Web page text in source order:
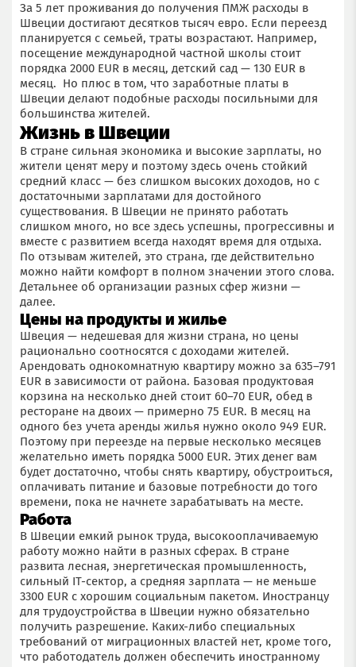
За 5 лет проживания до получения ПМЖ расходы в
Швеции достигают десятков тысяч евро. Если переезд
планируется с семьей, траты возрастают. Например,
посещение международной частной школы стоит
порядка 2000 EUR в месяц, детский сад — 130 EUR в
месяц. Но плюс в том, что заработные платы в
Швеции делают подобные расходы посильными для
большинства жителей.
Жизнь в Швеции
В стране сильная экономика и высокие зарплаты, но
жители ценят меру и поэтому здесь очень стойкий
средний класс — без слишком высоких доходов, но с
достаточными зарплатами для достойного
существования. В Швеции не принято работать
слишком много, но все здесь успешны, прогрессивны и
вместе с развитием всегда находят время для отдыха.
По отзывам жителей, это страна, где действительно
можно найти комфорт в полном значении этого слова.
Детальнее об организации разных сфер жизни —
далее.
Цены на продукты и жилье
Швеция — недешевая для жизни страна, но цены
рационально соотносятся с доходами жителей.
Арендовать однокомнатную квартиру можно за 635–791
EUR в зависимости от района. Базовая продуктовая
корзина на несколько дней стоит 60–70 EUR, обед в
ресторане на двоих — примерно 75 EUR. В месяц на
одного без учета аренды жилья нужно около 949 EUR.
Поэтому при переезде на первые несколько месяцев
желательно иметь порядка 5000 EUR. Этих денег вам
будет достаточно, чтобы снять квартиру, обустроиться,
оплачивать питание и базовые потребности до того
времени, пока не начнете зарабатывать на месте.
Работа
В Швеции емкий рынок труда, высокооплачиваемую
работу можно найти в разных сферах. В стране
развита лесная, энергетическая промышленность,
сильный IТ-сектор, а средняя зарплата — не меньше
3300 EUR с хорошим социальным пакетом. Иностранцу
для трудоустройства в Швеции нужно обязательно
получить разрешение. Каких-либо специальных
требований от миграционных властей нет, кроме того,
что работодатель должен обеспечить иностранному